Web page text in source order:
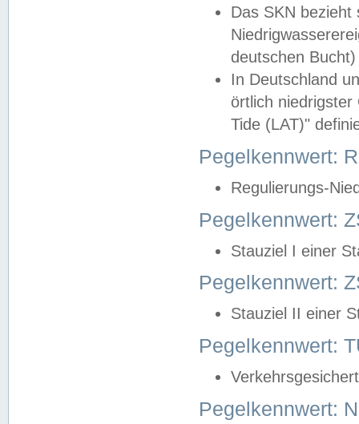
Das SKN
deutschen
In Deutschland
örtlich
Tide (LAT)"
Pegelkennwert:
Regulierungs-
Pegelkennwert:
Stauziel I einer
Pegelkennwert:
Stauziel II einer
Pegelkennwert:
Pegelkennwert: